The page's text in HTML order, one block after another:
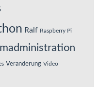
Ralf Raspberry Pi
Veränderung Video